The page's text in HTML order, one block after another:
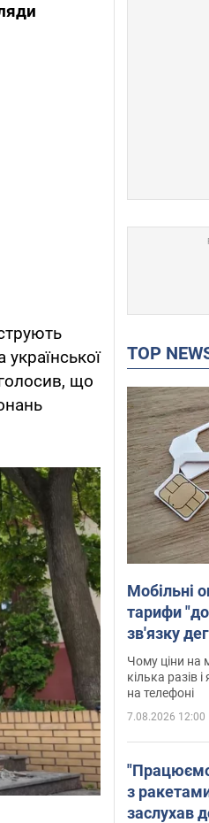
що
TOP
Мобільні
тарифи
зв'язку
Чому ціни на
кілька разів
на телефоні
7.08.2026 12:00
з
заслухав